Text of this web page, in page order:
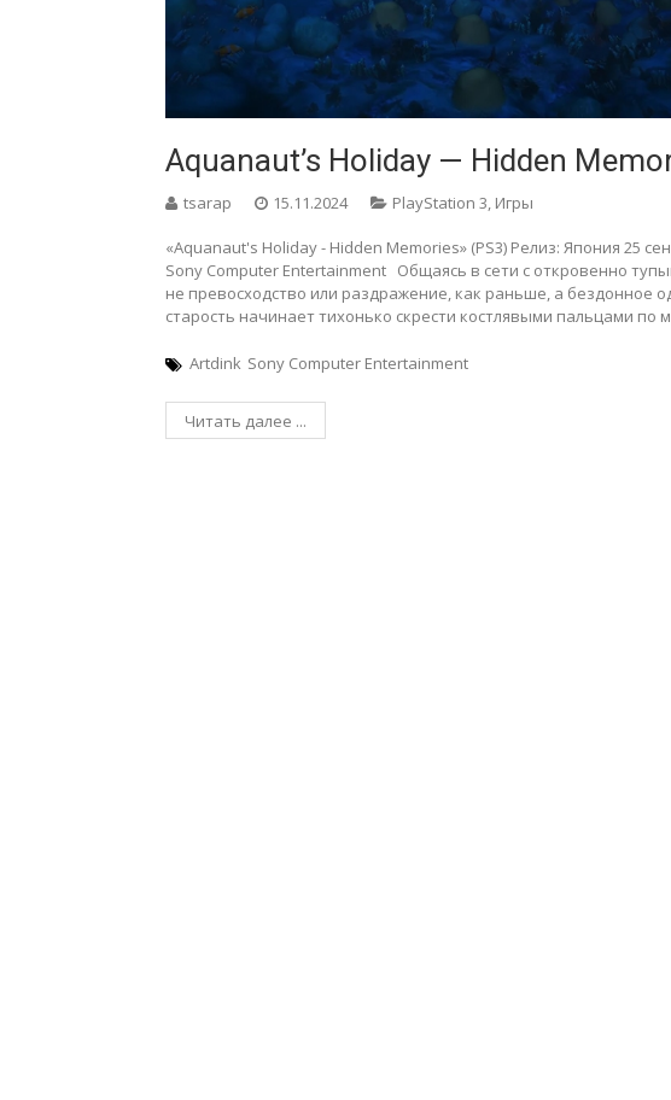
Aquanaut’s Holiday — Hidden
tsarap 15.11.2024 PlayStation 3 Игры
«Aquanaut's Holiday - Hidden Memories» (PS3) Релиз: Япония 25
Sony Computer Entertainment Общаясь в сети с откровенно
не превосходство или раздражение, как раньше, а бездонное
старость начинает тихонько скрести костлявыми пальцами
Artdink Sony Computer Entertainment
Читать далее ...